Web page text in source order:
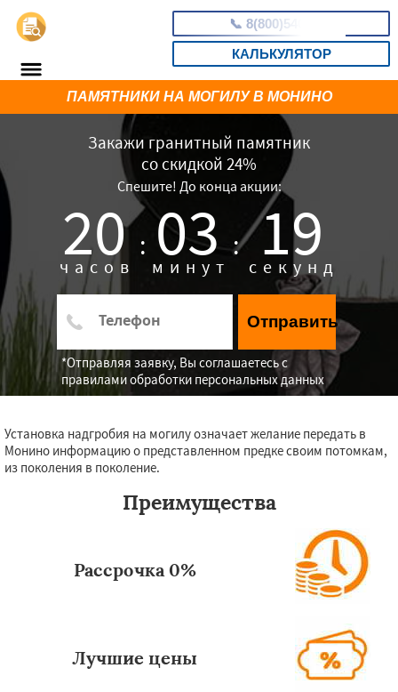
📞 8(800)5403465
КАЛЬКУЛЯТОР
Закажи гранитный памятник
со скидкой 24%
Спешите! До конца акции:
20 :
часов 03 :
минут 17
секунд
Отправить
*Отправляя заявку, Вы соглашаетесь с
правилами обработки персональных данных
ПАМЯТНИКИ НА МОГИЛУ В МОНИНО
Установка надгробия на могилу означает желание передать в
Монино информацию о представленном предке своим потомкам,
из поколения в поколение.
Преимущества
Рассрочка 0%
Лучшие цены